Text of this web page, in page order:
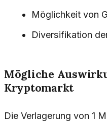
Möglichkeit von
Diversifikation
Mögliche
Kryptomarkt
Die Verlagerung von 1